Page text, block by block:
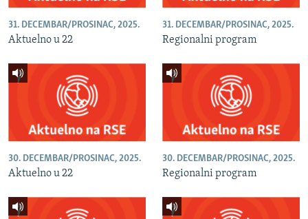
31. DECEMBAR/PROSINAC, 2025.
Aktuelno u 22
31. DECEMBAR/PROSINAC, 2025.
Regionalni program
30. DECEMBAR/PROSINAC, 2025.
Aktuelno u 22
30. DECEMBAR/PROSINAC, 2025.
Regionalni program